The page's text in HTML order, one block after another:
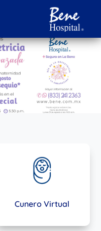
Cunero Virtual